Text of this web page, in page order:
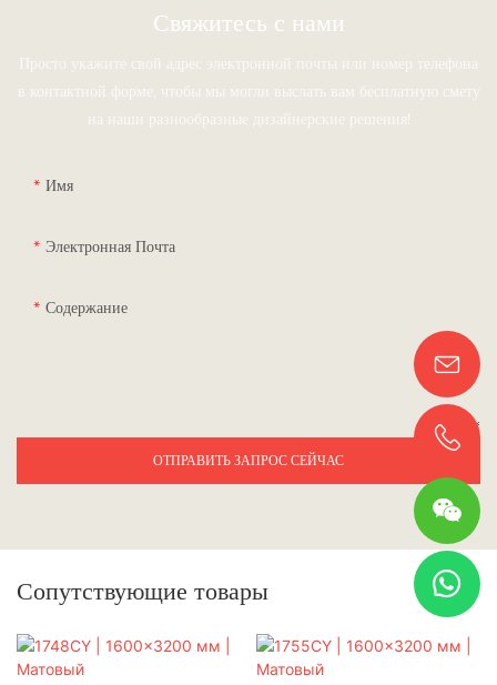
Свяжитесь с нами
Просто укажите свой адрес электронной почты или номер телефона
в контактной форме, чтобы мы могли выслать вам бесплатную смету
на наши разнообразные дизайнерские решения!
Имя
Электронная Почта
Содержание
ОТПРАВИТЬ ЗАПРОС СЕЙЧАС
Сопутствующие товары